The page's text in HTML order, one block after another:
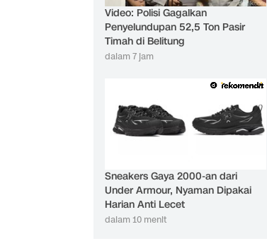
Video: Polisi Gagalkan
Penyelundupan 52,5 Ton Pasir
Timah di Belitung
dalam 7 jam
Sneakers Gaya 2000-an dari
Under Armour, Nyaman Dipakai
Harian Anti Lecet
dalam 10 menit